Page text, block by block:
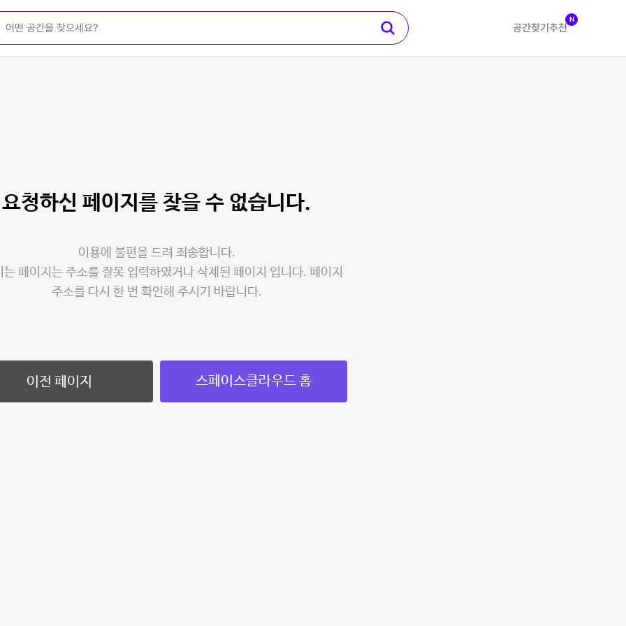
공간찾기 추천
N
요청하신 페이지를 찾을 수 없습니다.
이용에 불편을 드려 죄송합니다.
는 페이지는 주소를 잘못 입력하였거나 삭제된 페이지 입니다. 페이지
주소를 다시 한 번 확인해 주시기 바랍니다.
이전 페이지 스페이스클라우드 홈